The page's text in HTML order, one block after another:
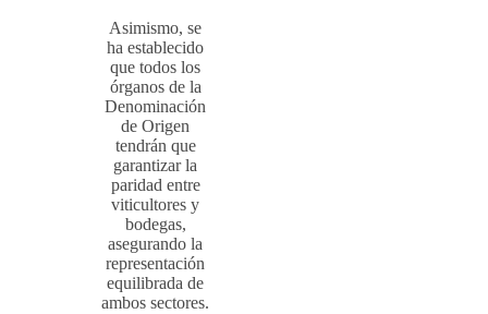
Asimismo, se
ha establecido
que todos los
órganos de la
Denominación
de Origen
tendrán que
garantizar la
paridad entre
viticultores y
bodegas,
asegurando la
representación
equilibrada de
ambos sectores.